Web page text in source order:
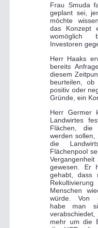
Frau Smuda
geplant sei,
möchte
das Konzept
womöglich
Investoren
Herr Haaks
bereits
diesem
beurteilen,
positiv oder
Gründe, ein
Herr Germer
Landwirtes
Flächen, die
werden sollen,
die
Flächenpool
gewesen. Er
gehabt, dass
Menschen
würde. Von
habe man
mehr um die